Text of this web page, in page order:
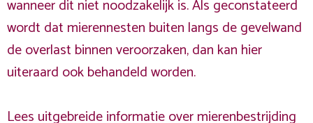
wanneer dit niet noodzakelijk is. Als geconstateerd
wordt dat mierennesten buiten langs de gevelwand
de overlast binnen veroorzaken, dan kan hier
uiteraard ook behandeld worden.
Lees uitgebreide informatie over mierenbestrijding